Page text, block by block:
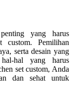
yang harus
custom. Pemilihan
serta desain yang
hal yang harus
set custom, Anda
dan sehat untuk